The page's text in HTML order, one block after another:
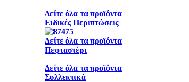
Δείτε όλα τα προϊόντα
Ειδικές Περιπτώσεις
Δείτε όλα τα προϊόντα
Πεφταστέρι
Δείτε όλα τα προϊόντα
Συλλεκτικά